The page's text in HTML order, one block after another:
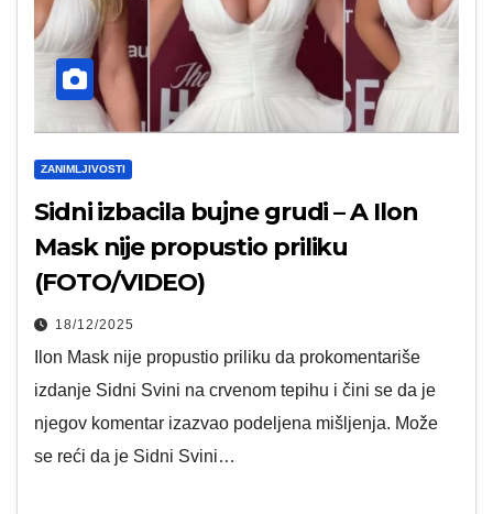
ZANIMLJIVOSTI
Sidni izbacila bujne grudi – A Ilon
Mask nije propustio priliku
(FOTO/VIDEO)
18/12/2025
Ilon Mask nije propustio priliku da prokomentariše
izdanje Sidni Svini na crvenom tepihu i čini se da je
njegov komentar izazvao podeljena mišljenja. Može
se reći da je Sidni Svini…